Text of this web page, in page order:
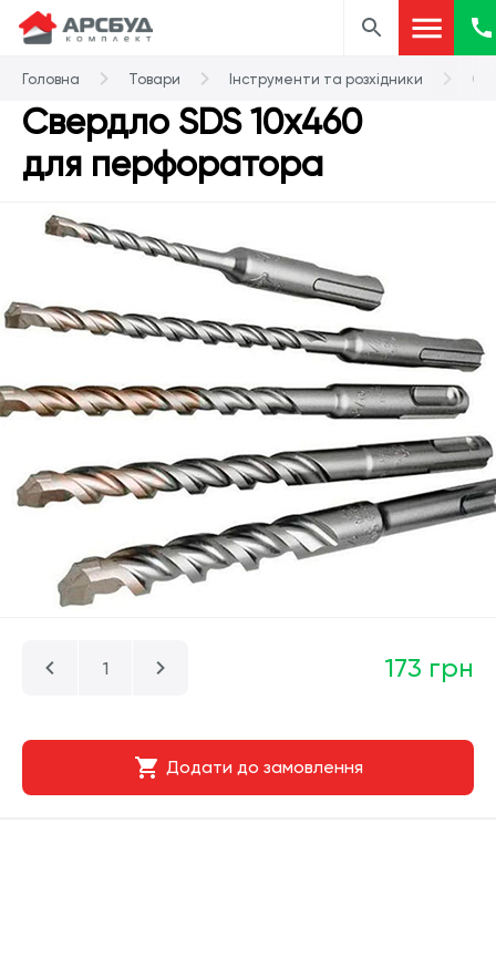
Головна Товари Інструменти та розхідники
Свердло SDS 10х460
для перфоратора
173 грн
Додати до замовлення